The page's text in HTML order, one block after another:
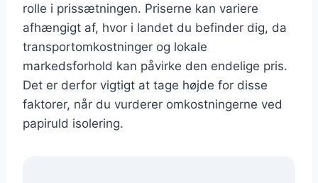
rolle i prissætningen. Priserne kan variere
afhængigt af, hvor i landet du befinder dig, da
transportomkostninger og lokale
markedsforhold kan påvirke den endelige pris.
Det er derfor vigtigt at tage højde for disse
faktorer, når du vurderer omkostningerne ved
papiruld isolering.